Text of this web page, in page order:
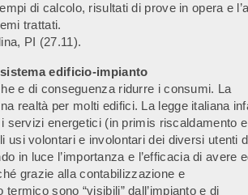
di calcolo, risultati di prove in opera e
trattati.
PI (27.11).
edificio-impianto
e di conseguenza ridurre i consumi. La
realtà per molti edifici. La legge italiana
servizi energetici (in primis riscaldamento e
usi volontari e involontari dei diversi utenti
in luce l’importanza e l’efficacia di avere
grazie alla contabilizzazione e
sono “visibili” dall’impianto e di